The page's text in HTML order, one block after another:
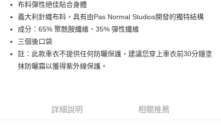
每筆NT$80，滿NT$10,000(含以上)免運費
付款後全家取貨
每筆NT$80，滿NT$10,000(含以上)免運費
7-11店到店
每筆NT$80，滿NT$10,000(含以上)免運費
布料彈性絕佳貼合身體
義大利針織布料，具有由Pas Normal Studios開發的獨特結構
成分：65% 聚酰胺纖維、35% 彈性纖維
三個後口袋
註：此款車衣不提供任何防曬保護，建議您穿上車衣前30分鐘塗
抹防曬霜以獲得紫外線保護。
詳細說明 相關推薦